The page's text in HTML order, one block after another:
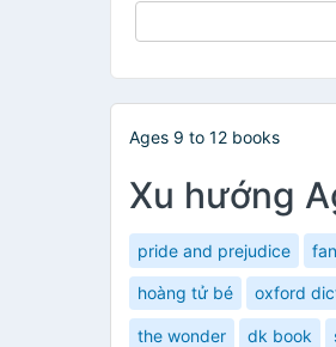
Ages 9 to 12 books
Xu hướng
pride and prejudice
hoàng tử bé oxford
the wonder dk book